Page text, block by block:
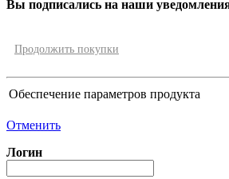
Вы подписались на наши
Продолжить покупки
Обеспечение параметров продукта
Отменить
Логин